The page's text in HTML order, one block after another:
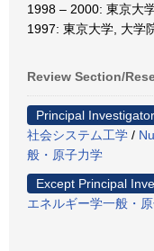
1998 – 2000: 東京大
1997: 東京大学, 大学
Review Section/
Principal Investigator
社会システム工学 /
般・原子力学
Except Principal
エネルギー学一般・